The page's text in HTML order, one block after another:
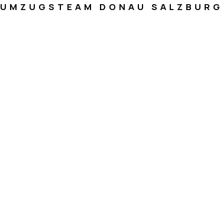
UMZUGSTEAM DONAU SALZBURG